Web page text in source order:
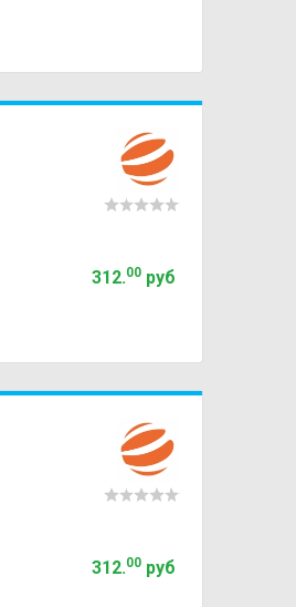
312.00руб
312.00руб